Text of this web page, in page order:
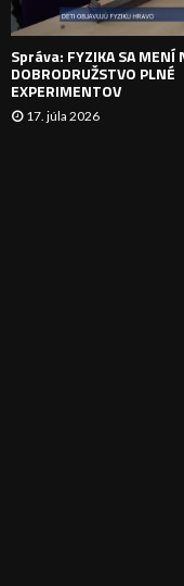
Správa: FYZIKA SA MENÍ
DOBRODRUŽSTVO PLNÉ
EXPERIMENTOV
17. júla 2026